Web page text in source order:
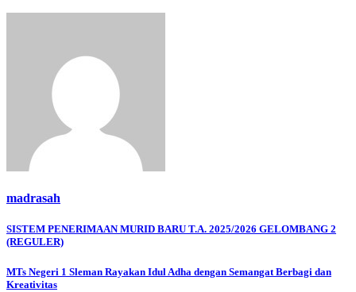
madrasah
Navigasi
pos
SISTEM PENERIMAAN MURID BARU T.A. 2025/2026 GELOMBANG 2
(REGULER)
MTs Negeri 1 Sleman Rayakan Idul Adha dengan Semangat Berbagi dan
Kreativitas